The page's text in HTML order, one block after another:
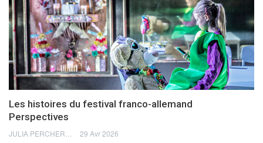
Les histoires du festival franco-allemand
Perspectives
JULIA PERCHERON 29 Avr 2026